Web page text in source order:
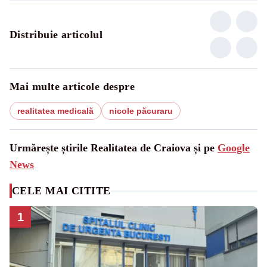
Distribuie articolul
Mai multe articole despre
realitatea medicală nicole păcuraru
Urmărește știrile Realitatea de Craiova și pe Google
News
CELE MAI CITITE
1